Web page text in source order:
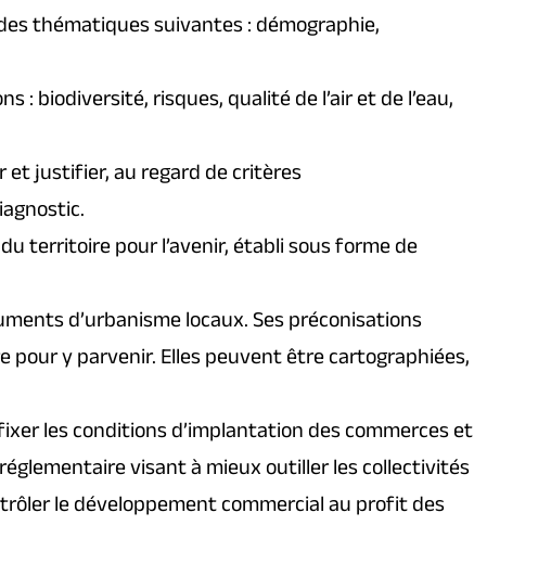
thématiques suivantes : démographie,
: biodiversité, risques, qualité de l’air et de l’eau,
et justifier, au regard de critères
territoire pour l’avenir, établi sous forme de
d’urbanisme locaux. Ses préconisations
y parvenir. Elles peuvent être cartographiées,
les conditions d’implantation des commerces et
visant à mieux outiller les collectivités
le développement commercial au profit des